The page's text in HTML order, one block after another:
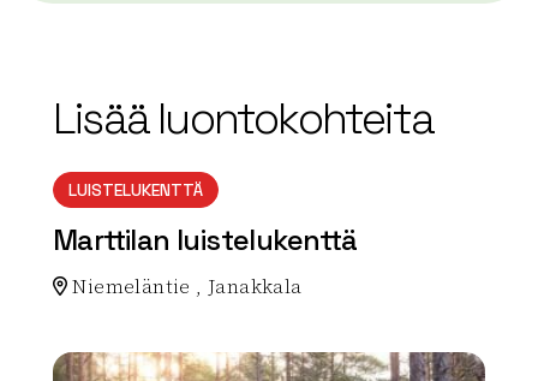
Lisää luontokohteita
LUISTELUKENTTÄ
Marttilan luistelukenttä
Niemeläntie , Janakkala
array(0) { }